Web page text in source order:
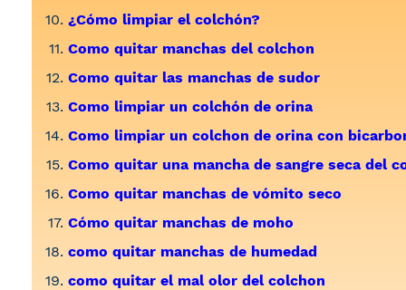
¿Cómo limpiar el colchón?
Como quitar manchas del colchon
Como quitar las manchas de sudor
Como limpiar un colchón de orina
Como limpiar un colchon de orina con
Como quitar una mancha de sangre seca del
Como quitar manchas de vómito seco
Cómo quitar manchas de moho
como quitar manchas de humedad
como quitar el mal olor del colchon